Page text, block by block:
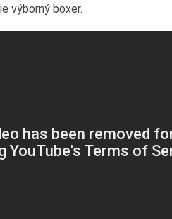
výborný boxer.